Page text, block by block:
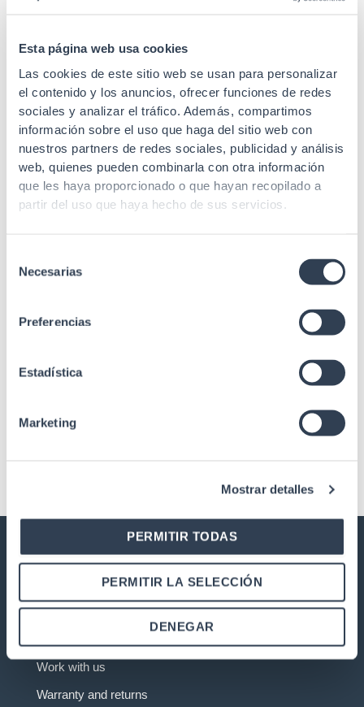
Esta página web usa cookies
Las cookies de este sitio web se usan para personalizar
el contenido y los anuncios, ofrecer funciones de redes
sociales y analizar el tráfico. Además, compartimos
información sobre el uso que haga del sitio web con
nuestros partners de redes sociales, publicidad y análisis
web, quienes pueden combinarla con otra información
que les haya proporcionado o que hayan recopilado a
partir del uso que haya hecho de sus servicios.
Necesarias
Preferencias
Estadística
Marketing
Mostrar detalles
PERMITIR TODAS
PERMITIR LA SELECCIÓN
DENEGAR
SKU: 34GTHT106D
Installation tools verification
Professional crimping pliers
for crimping BNC RG
58/59/62
SKU: 34GTHT500R
Installation tools verification
Professional crimping pliers
for crimping RJ45/11/12
connectors
SKU: 34GTHTN5684R
Professional crimping pliers
GTLAN TELECOMMUNICATIONS
SOLUTIONS
Our history
Work with us
Warranty and returns